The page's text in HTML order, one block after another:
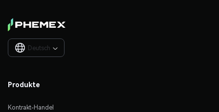
Deutsch 
Produkte
Kontrakt-Handel